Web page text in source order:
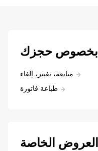
بخصوص حجزك
متابعة، تغيير، إلغاء
طباعة فاتورة
العروض الخاصة